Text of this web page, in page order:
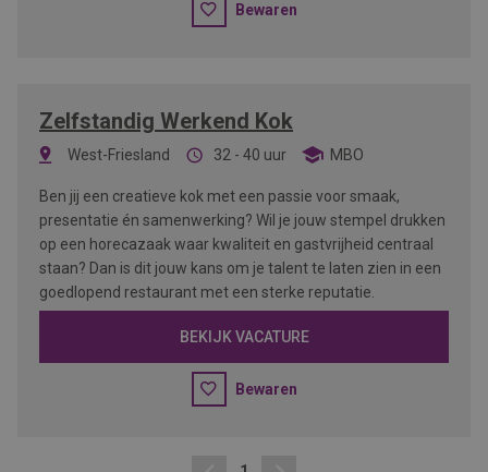
Bewaren
Zelfstandig Werkend Kok
West-Friesland 32 - 40 uur MBO
Ben jij een creatieve kok met een passie voor smaak,
presentatie én samenwerking? Wil je jouw stempel drukken
op een horecazaak waar kwaliteit en gastvrijheid centraal
staan? Dan is dit jouw kans om je talent te laten zien in een
goedlopend restaurant met een sterke reputatie.
BEKIJK VACATURE
Bewaren